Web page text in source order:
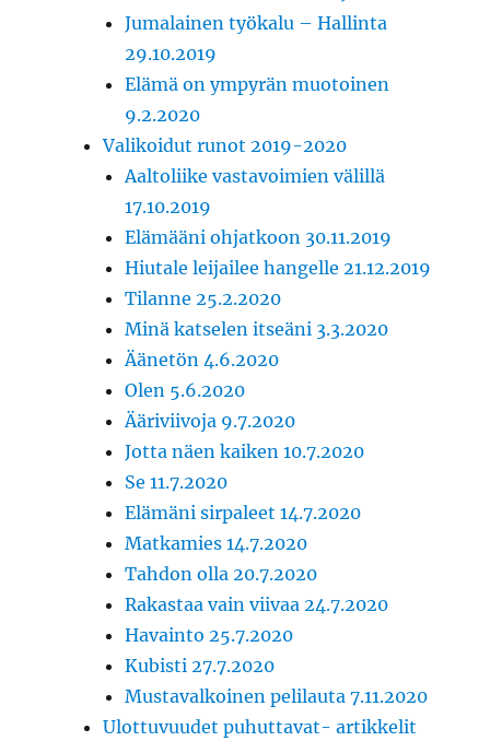
Jumalainen työkalu – Hallinta
29.10.2019
Elämä on ympyrän muotoinen
9.2.2020
Valikoidut runot 2019-2020
Aaltoliike vastavoimien välillä
17.10.2019
Elämääni ohjatkoon 30.11.2019
Hiutale leijailee hangelle 21.12.2019
Tilanne 25.2.2020
Minä katselen itseäni 3.3.2020
Äänetön 4.6.2020
Olen 5.6.2020
Ääriviivoja 9.7.2020
Jotta näen kaiken 10.7.2020
Se 11.7.2020
Elämäni sirpaleet 14.7.2020
Matkamies 14.7.2020
Tahdon olla 20.7.2020
Rakastaa vain viivaa 24.7.2020
Havainto 25.7.2020
Kubisti 27.7.2020
Mustavalkoinen pelilauta 7.11.2020
Ulottuvuudet puhuttavat- artikkelit